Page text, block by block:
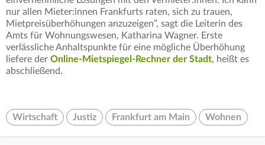
nur allen Mieter:innen Frankfurts raten, sich zu trauen,
Mietpreisüberhöhungen anzuzeigen”, sagt die Leiterin des
Amts für Wohnungswesen, Katharina Wagner. Erste
verlässliche Anhaltspunkte für eine mögliche Überhöhung
liefere der Online-Mietspiegel-Rechner der Stadt, heißt es
abschließend.
Wirtschaft Justiz Frankfurt am Main Wohnen